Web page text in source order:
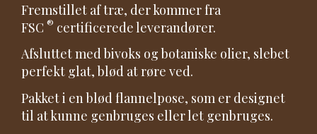
Fremstillet af træ, der kommer fra
FSC ® certificerede leverandører.
Afsluttet med bivoks og botaniske olier, slebet
perfekt glat, blød at røre ved.
Pakket i en blød flannelpose, som er designet
til at kunne genbruges eller let genbruges.